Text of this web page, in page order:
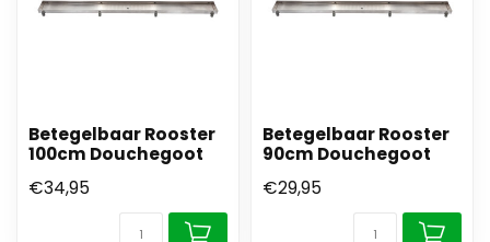
Betegelbaar Rooster
100cm Douchegoot
€34,95
Betegelbaar Rooster
90cm Douchegoot
€29,95